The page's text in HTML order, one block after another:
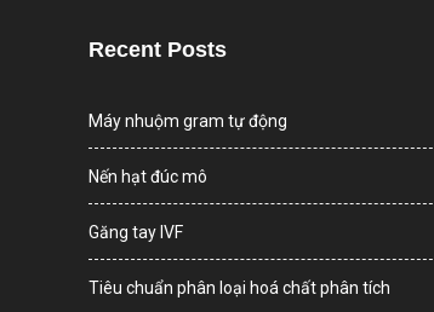
Recent Posts
Máy nhuộm gram tự động
Nến hạt đúc mô
Găng tay IVF
Tiêu chuẩn phân loại hoá chất phân tích